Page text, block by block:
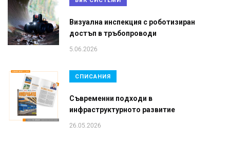
Визуална инспекция с роботизиран
достъп в тръбопроводи
5.06.2026
СПИСАНИЯ
Съвременни подходи в
инфраструктурното развитие
26.05.2026